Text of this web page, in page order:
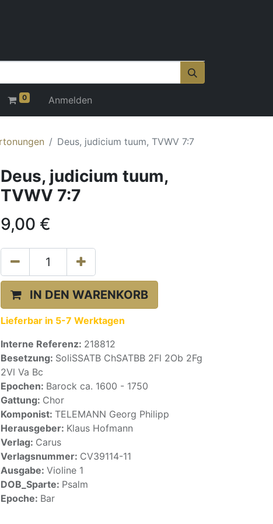
0 Anmelden
Deus, judicium tuum, TVWV 7:7
Deus, judicium tuum,
TVWV 7:7
9,00 €
IN DEN WARENKORB
Lieferbar in 5-7 Werktagen
Interne Referenz: 218812
Besetzung: SoliSSATB ChSATBB 2Fl 2Ob 2Fg
2Vl Va Bc
Epochen: Barock ca. 1600 - 1750
Gattung: Chor
Komponist: TELEMANN Georg Philipp
Herausgeber: Klaus Hofmann
Verlag: Carus
Verlagsnummer: CV39114-11
Ausgabe: Violine 1
DOB_Sparte: Psalm
Epoche: Bar